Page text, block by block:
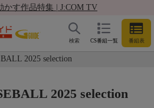
かす作品特集 | J:COM TV
CS番組一覧 番組表
検索
2025 selection
2025 selection